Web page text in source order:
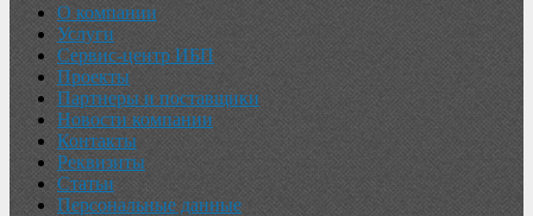
О компании
Услуги
Сервис-центр ИБП
Проекты
Партнеры и поставщики
Новости компании
Контакты
Реквизиты
Статьи
Персональные данные